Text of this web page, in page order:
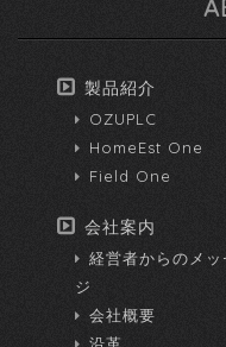
製品紹介
OZUPLC
HomeEst One
Field One
会社案内
経営者からのメッ
ジ
会社概要